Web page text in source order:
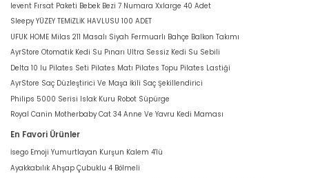
levent Fırsat Paketi Bebek Bezi 7 Numara Xxlarge 40 Adet
Sleepy YÜZEY TEMİZLİK HAVLUSU 100 ADET
UFUK HOME Milas 211 Masalı Siyah Fermuarlı Bahçe Balkon Takımı
AyrStore Otomatik Kedi Su Pınarı Ultra Sessiz Kedi Su Sebili
Delta 10 lu Pilates Seti Pilates Matı Pilates Topu Pilates Lastiği
AyrStore Saç Düzleştirici Ve Maşa İkili Saç Şekillendirici
Philips 5000 Serisi Islak Kuru Robot Süpürge
Royal Canin Motherbaby Cat 34 Anne Ve Yavru Kedi Maması
En Favori Ürünler
İsego Emoji Yumurtlayan Kurşun Kalem 4'lü
Ayakkabılık Ahşap Çubuklu 4 Bölmeli